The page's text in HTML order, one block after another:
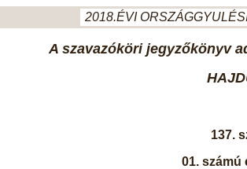
2018.ÉVI
A szavazóköri jegyzőkönyv
137.
01. számú